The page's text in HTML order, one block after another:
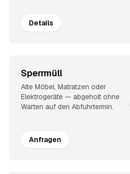
Details
Sperrmüll
Alte Möbel, Matratzen oder
Elektrogeräte — abgeholt ohne
Warten auf den Abfuhrtermin.
Anfragen